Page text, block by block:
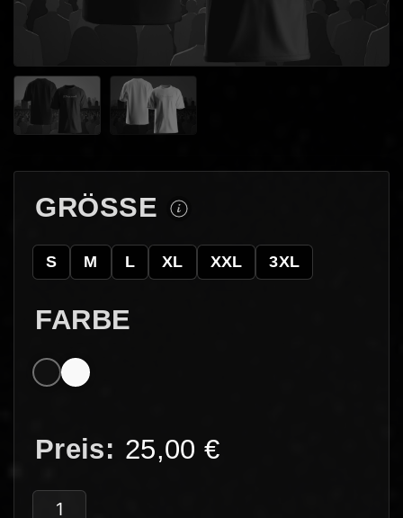
GRÖSSE
S M L XL XXL 3XL
FARBE
25,00 €
Jensationell